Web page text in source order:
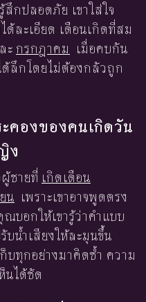
กปลอดภัย เขาใส่ใจ
ละเอียด เดือนเกิดที่สม
ะ กรกฎาคม เมื่อคบกัน
ด้ลึกโดยไม่ต้องกลัวถูก
คองของคนเกิดวัน
ง
ชายที่ เกิดเดือน
น เพราะเขาอาจพูดตรง
บอกให้เขารู้ว่าคำแบบ
บน้ำเสียงให้ละมุนขึ้น
ทุกอย่างมาคิดซ้ำ ความ
นได้ชัด